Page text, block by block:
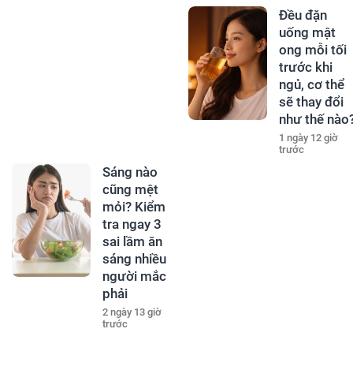
Đều đặn
uống mật
ong mỗi tối
trước khi
ngủ, cơ thể
sẽ thay đổi
như thế
1 ngày 12 giờ
trước
Sáng nào
cũng mệt
mỏi? Kiểm
tra ngay 3
sai lầm ăn
sáng nhiều
người mắc
phải
2 ngày 13 giờ
trước